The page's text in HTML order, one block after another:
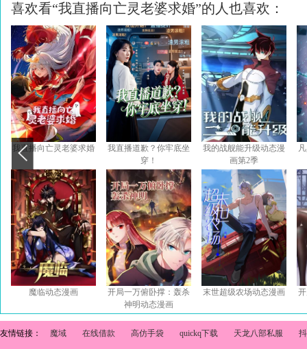
喜欢看“我直播向亡灵老婆求婚”的人也喜欢：
我直播向亡灵老婆求婚
我直播道歉？你牢底坐
穿！
我的战舰能升级动态漫
画第2季
魔临动态漫画
开局一万俯卧撑：轰杀
神明动态漫画
末世超级农场动态漫画
友情链接： 魔域 在线借款 高仿手袋 quickq下载 天龙八部私服